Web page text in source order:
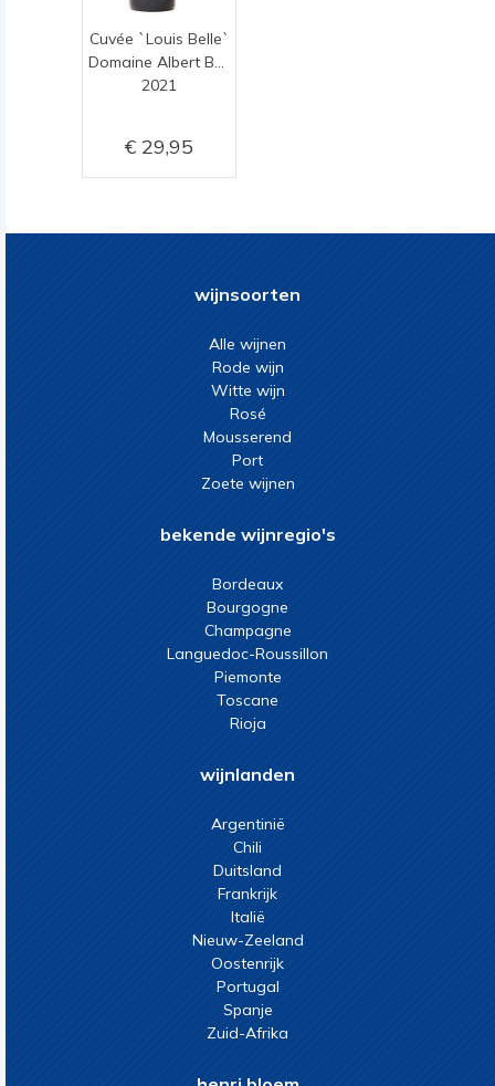
Cuvée `Louis Belle`
Domaine Albert Belle Père & Fils
2021
29,95
wijnsoorten
Alle wijnen
Rode wijn
Witte wijn
Rosé
Mousserend
Port
Zoete wijnen
bekende wijnregio's
Bordeaux
Bourgogne
Champagne
Languedoc-Roussillon
Piemonte
Toscane
Rioja
wijnlanden
Argentinië
Chili
Duitsland
Frankrijk
Italië
Nieuw-Zeeland
Oostenrijk
Portugal
Spanje
Zuid-Afrika